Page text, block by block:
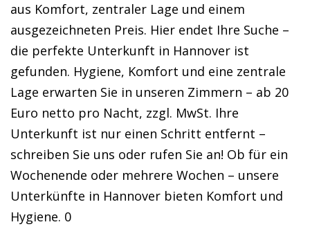
aus Komfort, zentraler Lage und einem
ausgezeichneten Preis. Hier endet Ihre Suche –
die perfekte Unterkunft in Hannover ist
gefunden. Hygiene, Komfort und eine zentrale
Lage erwarten Sie in unseren Zimmern – ab 20
Euro netto pro Nacht, zzgl. MwSt. Ihre
Unterkunft ist nur einen Schritt entfernt –
schreiben Sie uns oder rufen Sie an! Ob für ein
Wochenende oder mehrere Wochen – unsere
Unterkünfte in Hannover bieten Komfort und
Hygiene. 0